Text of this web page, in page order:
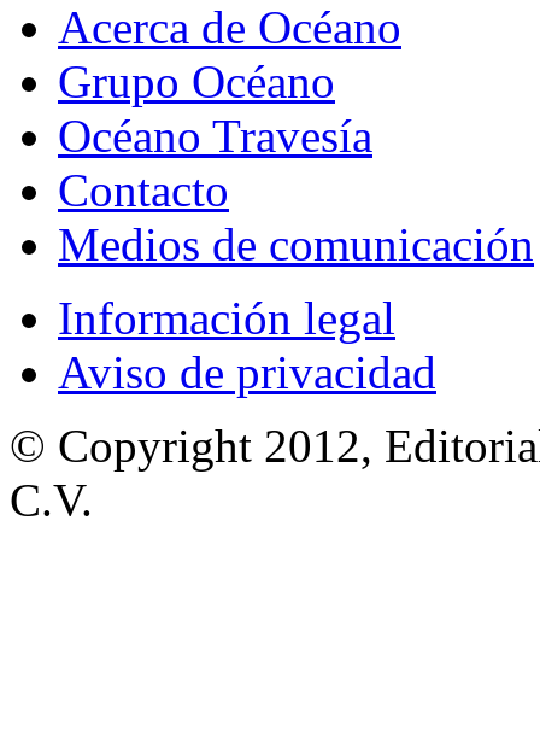
Acerca de Océano
Grupo Océano
Océano Travesía
Contacto
Medios de comunicación
Información legal
Aviso de privacidad
© Copyright 2012,
C.V.